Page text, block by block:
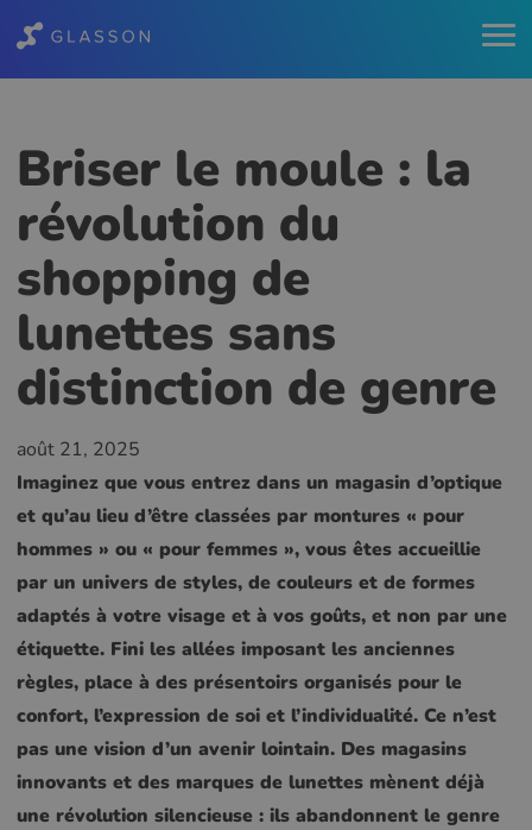
Briser le moule : la
révolution du
shopping de
lunettes sans
distinction de genre
août 21, 2025
Imaginez que vous entrez dans un magasin d’optique
et qu’au lieu d’être classées par montures « pour
hommes » ou « pour femmes », vous êtes accueillie
par un univers de styles, de couleurs et de formes
adaptés à votre visage et à vos goûts, et non par une
étiquette. Fini les allées imposant les anciennes
règles, place à des présentoirs organisés pour le
confort, l’expression de soi et l’individualité. Ce n’est
pas une vision d’un avenir lointain. Des magasins
innovants et des marques de lunettes mènent déjà
une révolution silencieuse : ils abandonnent le genre